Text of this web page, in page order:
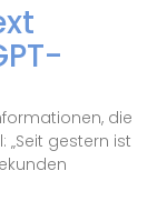
die
gestern ist